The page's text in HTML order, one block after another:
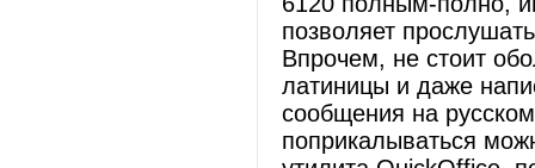
позволяет
Впрочем, не стоит
латиницы и даже
сообщения на
поприкалываться